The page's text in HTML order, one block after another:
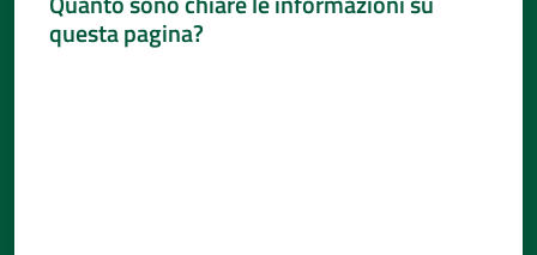
questa pagina?